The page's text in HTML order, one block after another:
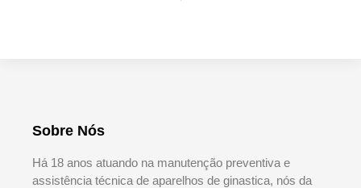
Sobre Nós
Há 18 anos atuando na manutenção preventiva e
assistência técnica de aparelhos de ginastica, nós da